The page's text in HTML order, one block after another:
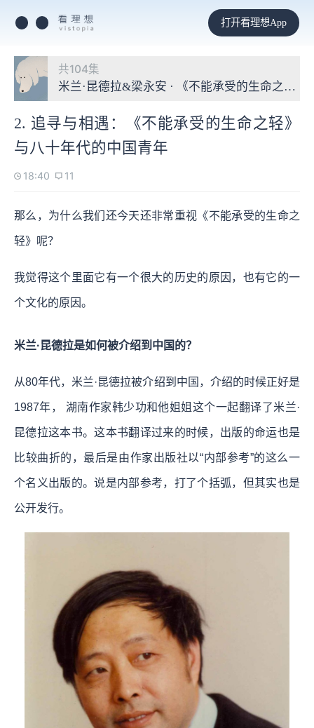
打开看理想App
共104集
米兰·昆德拉&梁永安 · 《不能承受的生命之轻》
2. 追寻与相遇：《不能承受的生命之轻》
与八十年代的中国青年
18:40 11
那么，为什么我们还今天还非常重视《不能承受的生命之
轻》呢？
我觉得这个里面它有一个很大的历史的原因，也有它的一
个文化的原因。
米兰·昆德拉是如何被介绍到中国的？
从80年代，米兰·昆德拉被介绍到中国，介绍的时候正好是
1987年， 湖南作家韩少功和他姐姐这个一起翻译了米兰·
昆德拉这本书。这本书翻译过来的时候，出版的命运也是
比较曲折的，最后是由作家出版社以“内部参考”的这么一
个名义出版的。说是内部参考，打了个括弧，但其实也是
公开发行。